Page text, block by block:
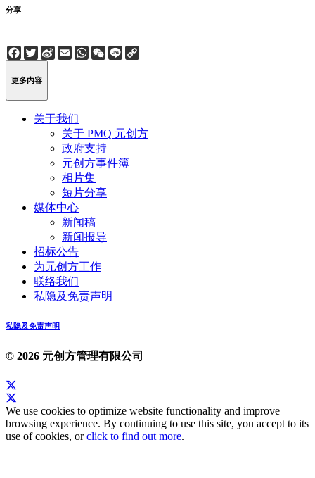
分享
Facebook
Twitter
Sina
Weibo
EmailWhatsApp
WeChat
Line
更多内容
关于我们
关于 PMQ 元创方
政府支持
元创方事件簿
相片集
短片分享
媒体中心
新闻稿
新闻报导
招标公告
为元创方工作
联络我们
私隐及免责声明
私隐及免责声明
© 2026 元创方管理有限公司
We use cookies to optimize website functionality and improve
browsing experience. By continuing to use this site, you accept to its
use of cookies, orclick to find out more.